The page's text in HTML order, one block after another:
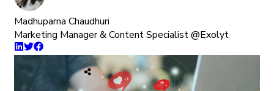
Madhuparna Chaudhuri
Marketing Manager & Content Specialist @Exolyt